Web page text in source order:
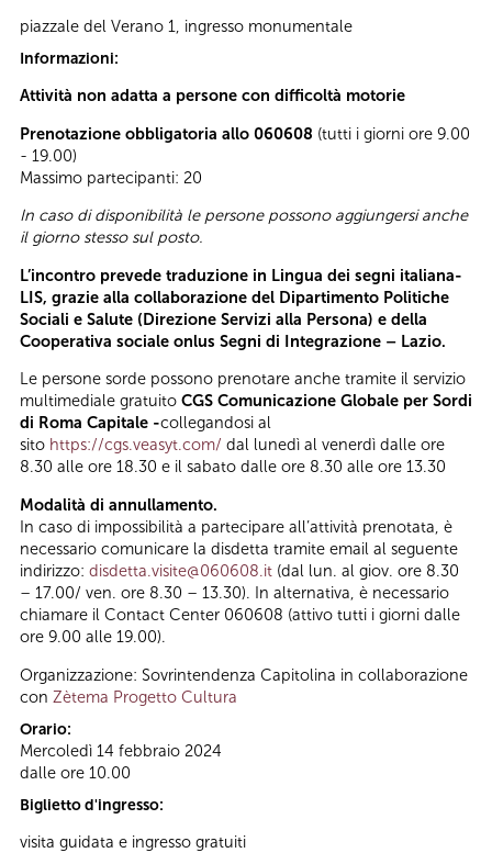
piazzale del Verano 1, ingresso monumentale
Informazioni:
Attività non adatta a persone con difficoltà motorie
Prenotazione obbligatoria allo 060608 (tutti i giorni ore 9.00
- 19.00)
Massimo partecipanti: 20
In caso di disponibilità le persone possono aggiungersi anche
il giorno stesso sul posto.
L’incontro prevede traduzione in Lingua dei segni italiana-
LIS, grazie alla collaborazione del Dipartimento Politiche
Sociali e Salute (Direzione Servizi alla Persona) e della
Cooperativa sociale onlus Segni di Integrazione – Lazio.
Le persone sorde possono prenotare anche tramite il servizio
multimediale gratuito CGS Comunicazione Globale per Sordi
di Roma Capitale -collegandosi al
sito https://cgs.veasyt.com/ dal lunedì al venerdì dalle ore
8.30 alle ore 18.30 e il sabato dalle ore 8.30 alle ore 13.30
Modalità di annullamento.
In caso di impossibilità a partecipare all’attività prenotata, è
necessario comunicare la disdetta tramite email al seguente
indirizzo: disdetta.visite@060608.it (dal lun. al giov. ore 8.30
– 17.00/ ven. ore 8.30 – 13.30). In alternativa, è necessario
chiamare il Contact Center 060608 (attivo tutti i giorni dalle
ore 9.00 alle 19.00).
Organizzazione: Sovrintendenza Capitolina in collaborazione
con Zètema Progetto Cultura
Orario:
Mercoledì 14 febbraio 2024
dalle ore 10.00
Biglietto d'ingresso:
visita guidata e ingresso gratuiti